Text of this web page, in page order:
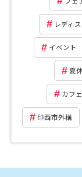
レディ
イベント
夏
カフ
印西市外構